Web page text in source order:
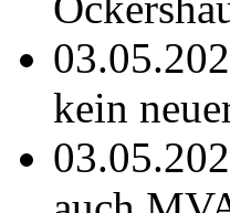
kein